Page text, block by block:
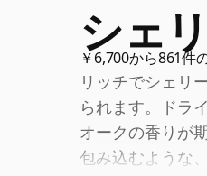
シェ
￥6,700から861件
リッチでシェリ
られます。ドラ
オークの香りが
包み込むような